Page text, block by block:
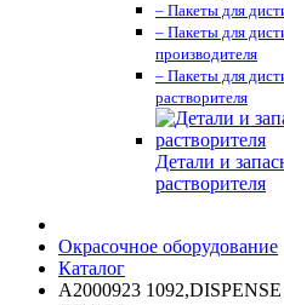
– Пакеты для
– Пакеты для
производителя
– Пакеты для
растворителя
Детали и
растворителя
Окрасочное оборудование
Каталог
A2000923